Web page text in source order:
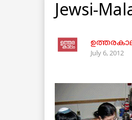
Jewsi-
July 6, 2012